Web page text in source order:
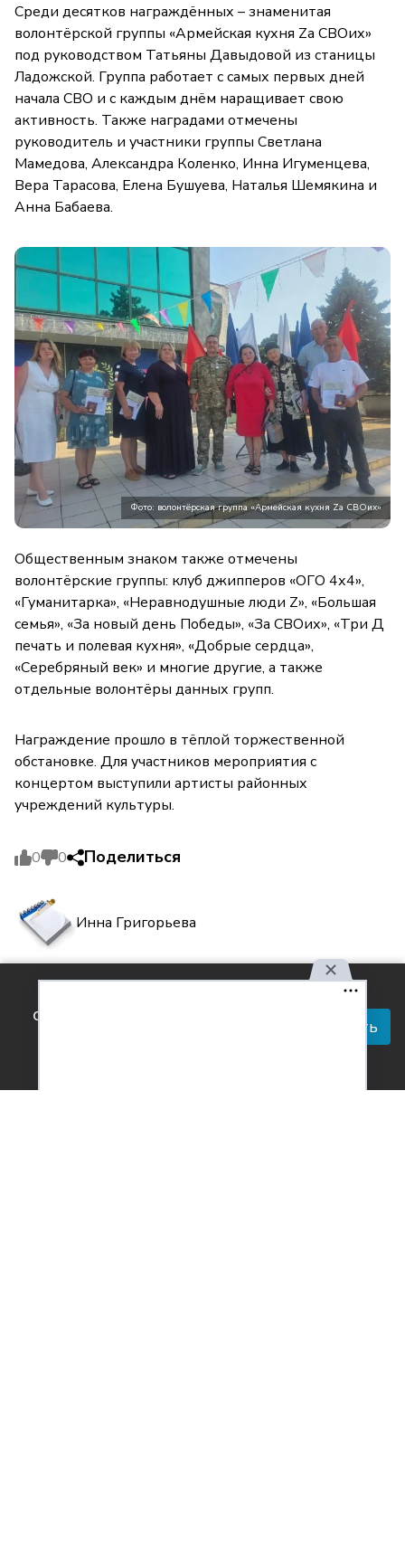
Среди десятков награждённых – знаменитая
волонтёрской группы «Армейская кухня Zа СВОих»
под руководством Татьяны Давыдовой из станицы
Ладожской. Группа работает с самых первых дней
начала СВО и с каждым днём наращивает свою
активность. Также наградами отмечены
руководитель и участники группы Светлана
Мамедова, Александра Коленко, Инна Игуменцева,
Вера Тарасова, Елена Бушуева, Наталья Шемякина и
Анна Бабаева.
Фото: волонтёрская группа «Армейская кухня Zа СВОих»
Общественным знаком также отмечены
волонтёрские группы: клуб джипперов «ОГО 4х4»,
«Гуманитарка», «Неравнодушные люди Z», «Большая
семья», «За новый день Победы», «За СВОих», «Три Д
печать и полевая кухня», «Добрые сердца»,
«Серебряный век» и многие другие, а также
отдельные волонтёры данных групп.
Награждение прошло в тёплой торжественной
обстановке. Для участников мероприятия с
концертом выступили артисты районных
учреждений культуры.
0 0 Поделиться
Инна Григорьева
соглашаетесь с правилами
Принять